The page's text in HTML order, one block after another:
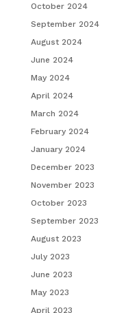
October 2024
September 2024
August 2024
June 2024
May 2024
April 2024
March 2024
February 2024
January 2024
December 2023
November 2023
October 2023
September 2023
August 2023
July 2023
June 2023
May 2023
April 2023